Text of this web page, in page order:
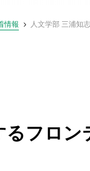
情報 人文学部 三浦知
フロ